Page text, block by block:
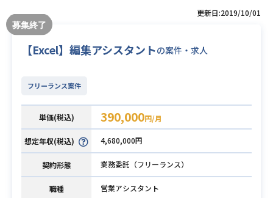
更新日:2019/10/01
【Excel】編集アシスタントの案件・求人
フリーランス案件
単価(税込) 390,000円/月
想定年収(税込) 4,680,000円
契約形態 業務委託（フリーランス）
職種 営業アシスタント